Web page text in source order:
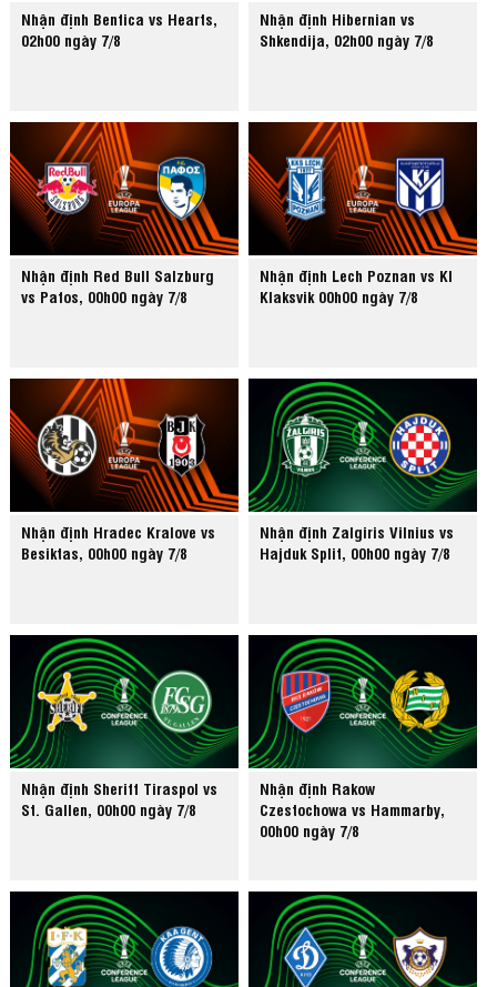
Nhận định Benfica vs Hearts,
02h00 ngày 7/8
Nhận định Hibernian vs
Shkendija, 02h00 ngày 7/8
Nhận định Red Bull Salzburg
vs Pafos, 00h00 ngày 7/8
Nhận định Lech Poznan vs KI
Klaksvik 00h00 ngày 7/8
Nhận định Hradec Kralove vs
Besiktas, 00h00 ngày 7/8
Nhận định Zalgiris Vilnius vs
Hajduk Split, 00h00 ngày 7/8
Nhận định Sheriff Tiraspol vs
St. Gallen, 00h00 ngày 7/8
Nhận định Rakow
Czestochowa vs Hammarby,
00h00 ngày 7/8